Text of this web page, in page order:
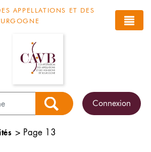
cookies
APPELLATIONS ET DES
RechercherConnexion
> Page 13